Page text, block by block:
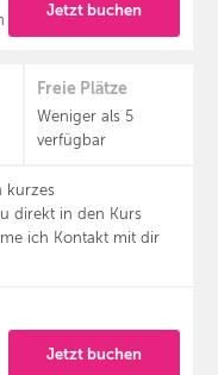
Jetzt buchen
kurzes
direkt in den Kurs
ich Kontakt mit dir
Freie Plätze
Weniger als 5
verfügbar
Jetzt buchen